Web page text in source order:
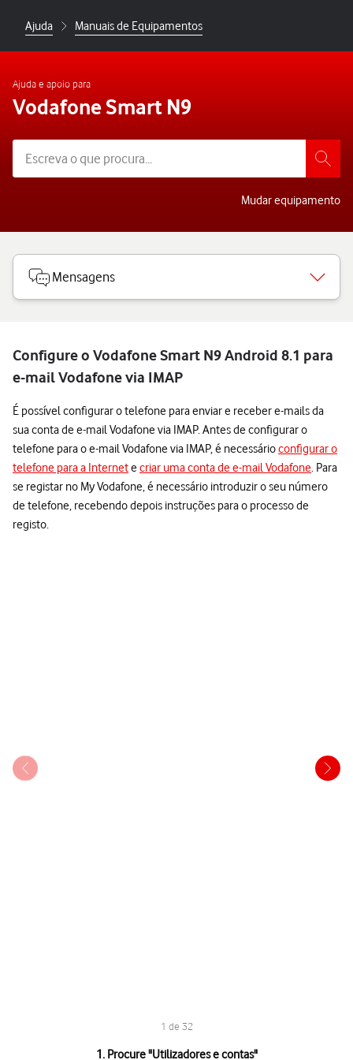
Ajuda Manuais de Equipamentos
Ajuda e apoio para
Vodafone Smart N9
Mudar equipamento
Mensagens
Configure o Vodafone Smart N9 Android 8.1 para
e-mail Vodafone via IMAP
É possível configurar o telefone para enviar e receber e-mails da
sua conta de e-mail Vodafone via IMAP. Antes de configurar o
telefone para o e-mail Vodafone via IMAP, é necessárioconfigurar o
telefone para a Internetecriar uma conta de e-mail Vodafone. Para
se registar no My Vodafone, é necessário introduzir o seu número
de telefone, recebendo depois instruções para o processo de
registo.
1 de 32
1. Procure "Utilizadores e contas"